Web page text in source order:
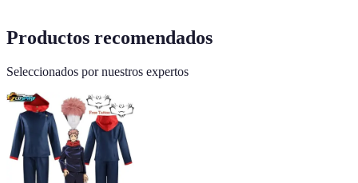
Productos recomendados
Seleccionados por nuestros expertos